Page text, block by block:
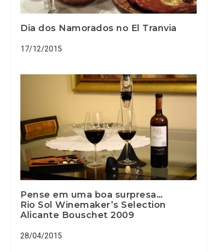
Dia dos Namorados no El Tranvia
17/12/2015
Pense em uma boa surpresa…
Rio Sol Winemaker’s Selection
Alicante Bouschet 2009
28/04/2015